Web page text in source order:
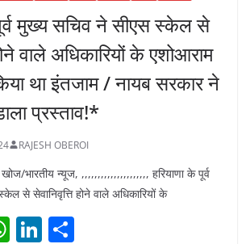
मुख्य सचिव ने सीएस स्केल से
वाले अधिकारियों के एशोआराम
था इंतजाम / नायब सरकार ने
प्रस्ताव!*
RAJESH OBEROI
खोज/भारतीय न्यूज, ,,,,,,,,,,,,,,,,,,,,, हरियाणा के पूर्व
से सेवानिवृत्ति होने वाले अधिकारियों के
W Li